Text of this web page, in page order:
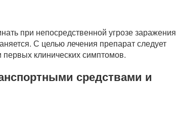
при непосредственной угрозе заражения
С целью лечения препарат следует
клинических симптомов.
средствами и